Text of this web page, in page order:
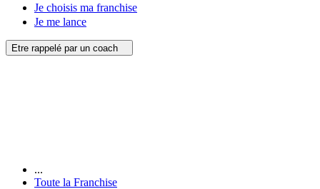
Je choisis ma franchise
Je me lance
Etre rappelé par un coach
...
Toute la Franchise